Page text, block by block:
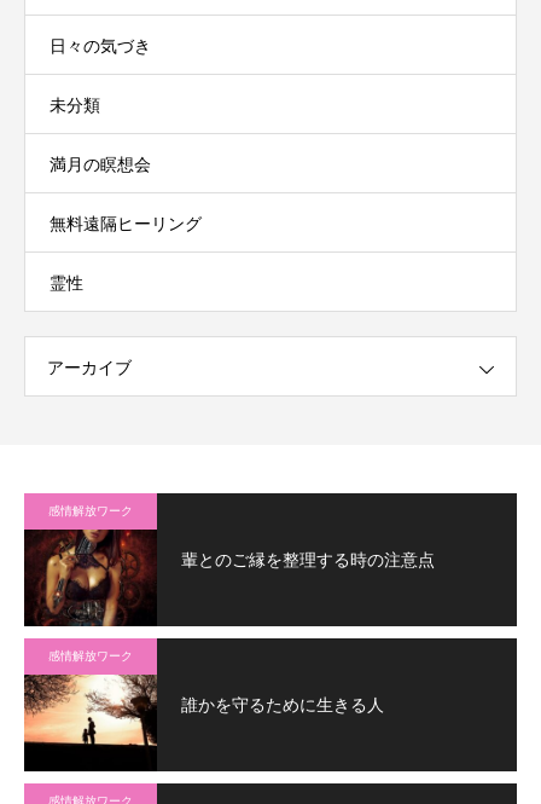
日々の気づき
未分類
満月の瞑想会
無料遠隔ヒーリング
霊性
アーカイブ
感情解放ワーク
輩とのご縁を整理する時の注意点
感情解放ワーク
誰かを守るために生きる人
感情解放ワーク